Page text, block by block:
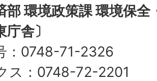
部 環境政策課 環境保
舎〕
：0748-71-2326
ス：0748-72-2201